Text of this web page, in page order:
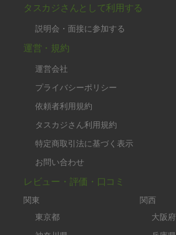
タスカジさんとして利用する
説明会・面接に参加する
運営・規約
運営会社
プライバシーポリシー
依頼者利用規約
タスカジさん利用規約
特定商取引法に基づく表示
お問い合わせ
レビュー・評価・口コミ
関東
東京都
関西
大阪府